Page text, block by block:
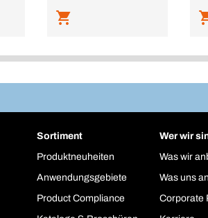
Sortiment
Produktneuheiten
Anwendungsgebiete
Product Compliance
Wer wir
Was wir
Was uns
Corporate